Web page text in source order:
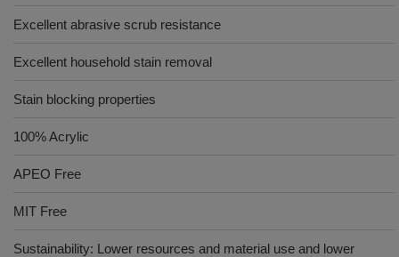
Excellent abrasive scrub resistance
Excellent household stain removal
Stain blocking properties
100% Acrylic
APEO Free
MIT Free
Sustainability: Lower resources and material use and lower